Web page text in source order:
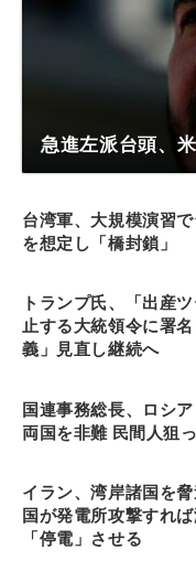
急進左派台頭、
台湾軍、大規模演習
を想定し「橋封鎖」
トランプ氏、「出産
止する大統領令に署
義」見直し継続へ
国連事務総長、ロシ
両国を非難 民間人狙
イラン、湾岸諸国を
国が発電所攻撃すれ
「停電」させる